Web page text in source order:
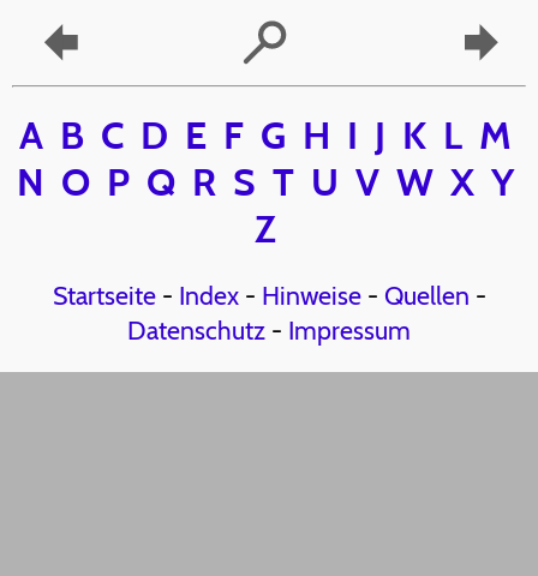
A B C D E F G H I J K L M
N O P Q R S T U V W X Y
Z
Startseite- Index- Hinweise- Quellen -
Datenschutz - Impressum